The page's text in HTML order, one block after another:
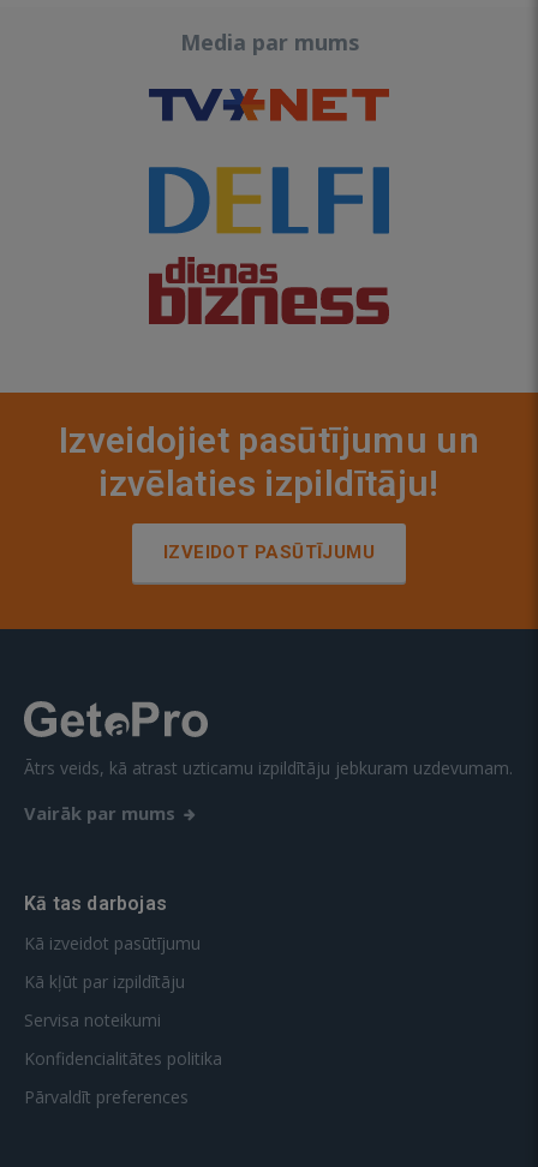
Media par mums
Izveidojiet pasūtījumu un
izvēlaties izpildītāju!
IZVEIDOT PASŪTĪJUMU
Ātrs veids, kā atrast uzticamu izpildītāju jebkuram uzdevumam.
Vairāk par mums
Kā tas darbojas
Kā izveidot pasūtījumu
Kā kļūt par izpildītāju
Servisa noteikumi
Konfidencialitātes politika
Pārvaldīt preferences